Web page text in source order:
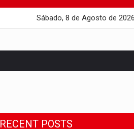
Sábado, 8 de Agosto de 2026
RECENT POSTSThe proposal involves